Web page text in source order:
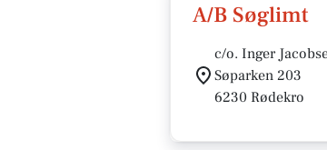
A/B Søglimt
c/o. Inger
Søparken 203
6230 Rødekro